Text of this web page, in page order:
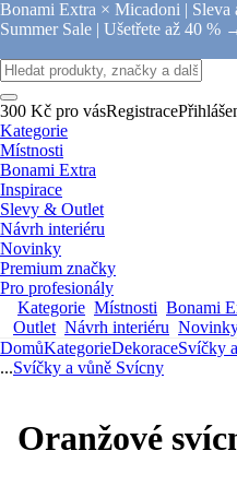
Bonami Extra × Micadoni |
Summer Sale | Ušetřete až 40 %
300 Kč pro vásRegistrace
Kategorie
Místnosti
Bonami Extra
Inspirace
Slevy & Outlet
Návrh interiéru
Novinky
Premium značky
Pro profesionály
Kategorie Místnosti Bonami
Outlet Návrh interiéru
DomůKategorieDekoraceSvíčky
...Svíčky a vůně Svícny
Oranžové